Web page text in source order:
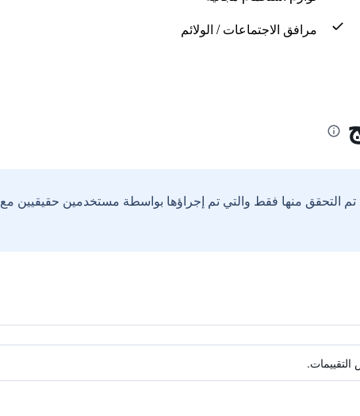
مرافق الاجتماعات / الولائم
التحقق منها فقط والتي تم إجراؤها بواسطة مستخدمين حقيقيين مع